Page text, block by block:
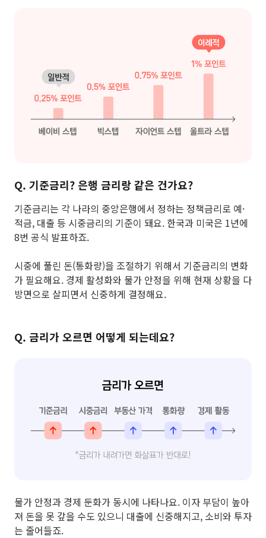
Q. 기준금리? 은행 금리랑 같은 건가요?
기준금리는 각 나라의 중앙은행에서 정하는 정책금리로 예·
적금, 대출 등 시중금리의 기준이 돼요. 한국과 미국은 1년에
8번 공식 발표하죠.
시중에 풀린 돈(통화량)을 조절하기 위해서 기준금리의 변화
가 필요해요. 경제 활성화와 물가 안정을 위해 현재 상황을 다
방면으로 살피면서 신중하게 결정해요.
Q. 금리가 오르면 어떻게 되는데요?
물가 안정과 경제 둔화가 동시에 나타나요. 이자 부담이 높아
져 돈을 못 갚을 수도 있으니 대출에 신중해지고, 소비와 투자
는 줄어들죠.